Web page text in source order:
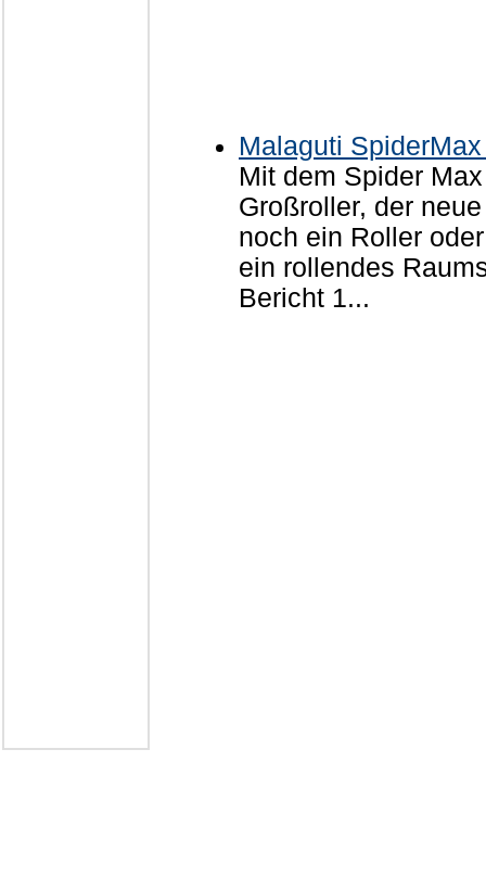
Malaguti
Mit dem Spider
Großroller, der
noch ein Roller
ein rollendes
Bericht 1...